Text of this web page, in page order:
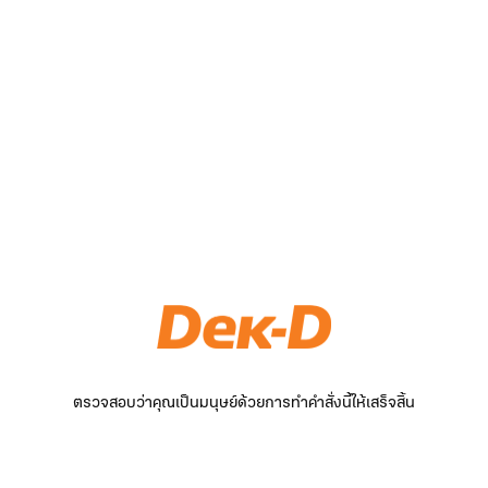
ตรวจสอบว่าคุณเป็นมนุษย์ด้วยการทำคำสั่งนี้ให้เสร็จสิ้น